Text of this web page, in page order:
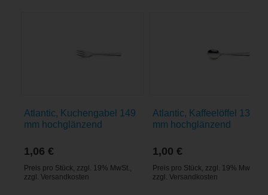
Atlantic, Kuchengabel 149
mm hochglänzend
1,06 €
Preis pro Stück zzgl. 19% MwSt.
zzgl. Versandkosten
Atlantic, Kaffeelöffel 139
mm hochglänzend
1,00 €
Preis pro Stück zzgl. 19% MwSt.
zzgl. Versandkosten